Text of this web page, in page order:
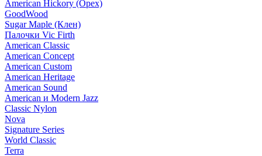
American Hickory (Орех)
GoodWood
Sugar Maple (Клен)
Палочки Vic Firth
American Classic
American Concept
American Custom
American Heritage
American Sound
American и Modern Jazz
Classic Nylon
Nova
Signature Series
World Classic
Terra